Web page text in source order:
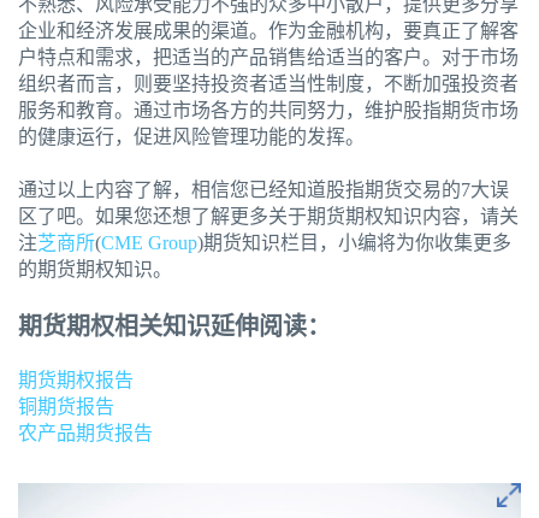
不熟悉、风险承受能力不强的众多中小散户，提供更多分享
企业和经济发展成果的渠道。作为金融机构，要真正了解客
户特点和需求，把适当的产品销售给适当的客户。对于市场
组织者而言，则要坚持投资者适当性制度，不断加强投资者
服务和教育。通过市场各方的共同努力，维护股指期货市场
的健康运行，促进风险管理功能的发挥。
通过以上内容了解，相信您已经知道股指期货交易的7大误
区了吧。如果您还想了解更多关于期货期权知识内容，请关
注芝商所(CME Group)期货知识栏目，小编将为你收集更多
的期货期权知识。
期货期权相关知识延伸阅读：
期货期权报告
铜期货报告
农产品期货报告